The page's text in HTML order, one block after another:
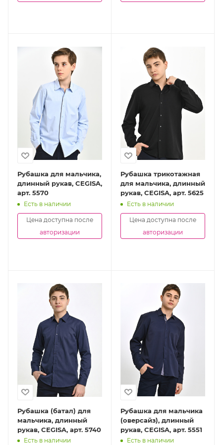
Рубашка для мальчика,
длинный рукав, CEGISA,
арт. 5570
Есть в наличии
Цена доступна после
авторизации
Рубашка трикотажная
для мальчика, длинный
рукав, CEGISA, арт. 5625
Есть в наличии
Цена доступна после
авторизации
Рубашка (батал) для
мальчика, длинный
рукав, CEGISA, арт. 5740
Есть в наличии
Рубашка для мальчика
(оверсайз), длинный
рукав, CEGISA, арт. 5551
Есть в наличии